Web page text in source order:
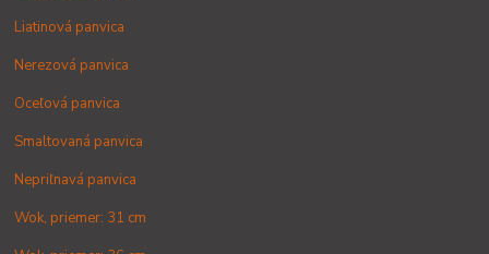
Liatinová panvica
Nerezová panvica
Oceľová panvica
Smaltovaná panvica
Nepriľnavá panvica
Wok, priemer: 31 cm